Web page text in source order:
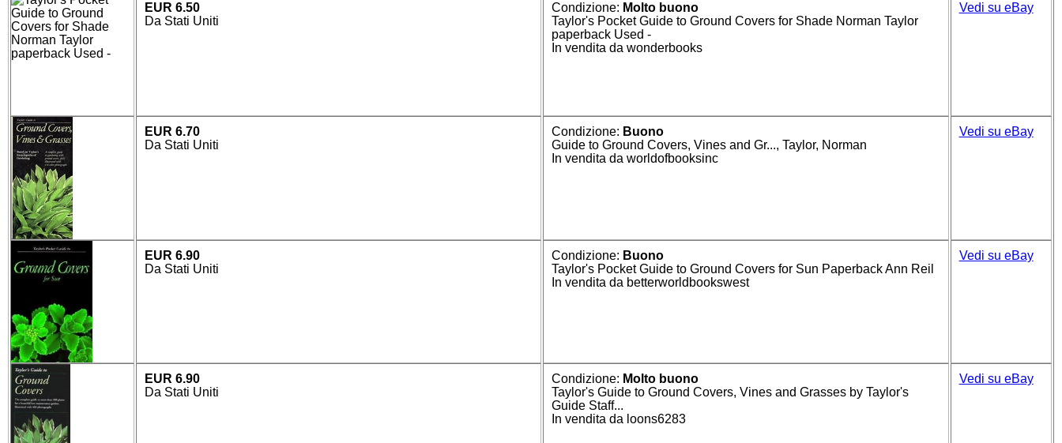
EUR 6.50
Da Stati Uniti
Condizione: Molto buono
Taylor's Pocket Guide to Ground Covers for Shade Norman Taylor
paperback Used -
In vendita da wonderbooks
Vedi su eBay
EUR 6.70
Da Stati Uniti
Condizione: Buono
Guide to Ground Covers, Vines and Gr..., Taylor, Norman
In vendita da worldofbooksinc
Vedi su eBay
EUR 6.90
Da Stati Uniti
Condizione: Buono
Taylor's Pocket Guide to Ground Covers for Sun Paperback Ann Reil
In vendita da betterworldbookswest
Vedi su eBay
EUR 6.90
Da Stati Uniti
Condizione: Molto buono
Taylor's Guide to Ground Covers, Vines and Grasses by Taylor's
Guide Staff...
In vendita da loons6283
Vedi su eBay